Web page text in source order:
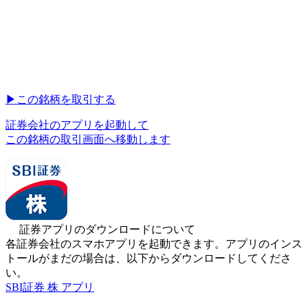
▶︎ この銘柄を取引する
証券会社のアプリを起動して
この銘柄の取引画面へ移動します
証券アプリのダウンロードについて
各証券会社のスマホアプリを起動できます。アプリのインス
トールがまだの場合は、以下からダウンロードしてくださ
い。
SBI証券 株 アプリ